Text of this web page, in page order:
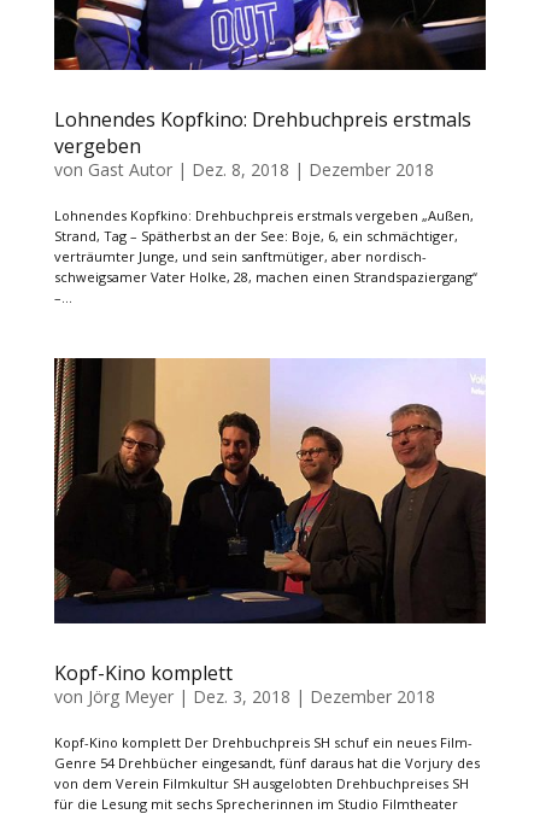
Lohnendes Kopfkino: Drehbuchpreis erstmals
vergeben
von Gast Autor| Dez. 8, 2018 | Dezember 2018
Lohnendes Kopfkino: Drehbuchpreis erstmals vergeben „Außen,
Strand, Tag – Spätherbst an der See: Boje, 6, ein schmächtiger,
verträumter Junge, und sein sanftmütiger, aber nordisch-
schweigsamer Vater Holke, 28, machen einen Strandspaziergang“
–...
Kopf-Kino komplett
von Jörg Meyer| Dez. 3, 2018 | Dezember 2018
Kopf-Kino komplett Der Drehbuchpreis SH schuf ein neues Film-
Genre 54 Drehbücher eingesandt, fünf daraus hat die Vorjury des
von dem Verein Filmkultur SH ausgelobten Drehbuchpreises SH
für die Lesung mit sechs Sprecherinnen im Studio Filmtheater